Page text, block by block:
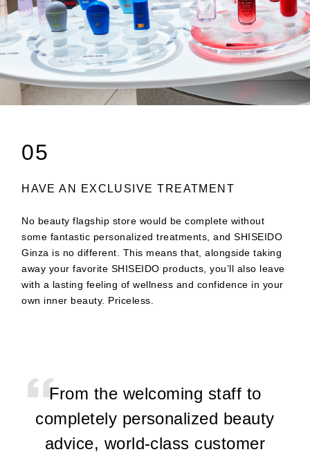
05
HAVE AN EXCLUSIVE TREATMENT
No beauty flagship store would be complete without
some fantastic personalized treatments, and SHISEIDO
Ginza is no different. This means that, alongside taking
away your favorite SHISEIDO products, you’ll also leave
with a lasting feeling of wellness and confidence in your
own inner beauty. Priceless.
From the welcoming staff to
completely personalized beauty
advice, world-class customer